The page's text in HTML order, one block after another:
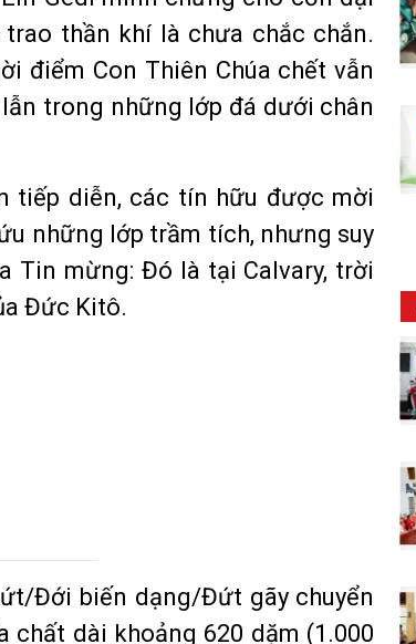
thần khí là chưa chắc chắn.
điểm Con Thiên Chúa chết vẫn
trong những lớp đá dưới chân
tiếp diễn, các tín hữu được mời
những lớp trầm tích, nhưng suy
Tin mừng: Đó là tại Calvary, trời
Đức Kitô.
Đới biến dạng/Đứt gãy chuyển
dài khoảng 620 dặm (1.000